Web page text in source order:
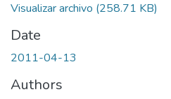
Visualizar archivo (258.71 KB)
Date
2011-04-13
Authors